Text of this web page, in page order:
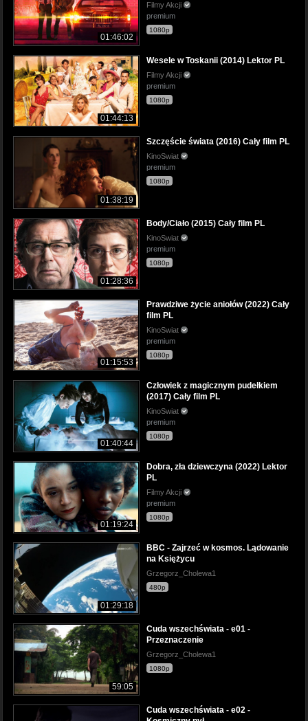
01:46:02
Filmy Akcji
premium
1080p
01:44:13
Wesele w Toskanii (2014) Lektor PL
Filmy Akcji
premium
1080p
01:38:19
Szczęście świata (2016) Cały film PL
KinoSwiat
premium
1080p
01:28:36
Body/Ciało (2015) Cały film PL
KinoSwiat
premium
1080p
01:15:53
Prawdziwe życie aniołów (2022) Cały
film PL
KinoSwiat
premium
1080p
01:40:44
Człowiek z magicznym pudełkiem
(2017) Cały film PL
KinoSwiat
premium
1080p
01:19:24
Dobra, zła dziewczyna (2022) Lektor
PL
Filmy Akcji
premium
1080p
01:29:18
BBC - Zajrzeć w kosmos. Lądowanie
na Księżycu
Grzegorz_Cholewa1
480p
59:05
Cuda wszechświata - e01 -
Przeznaczenie
Grzegorz_Cholewa1
1080p
Cuda wszechświata - e02 -